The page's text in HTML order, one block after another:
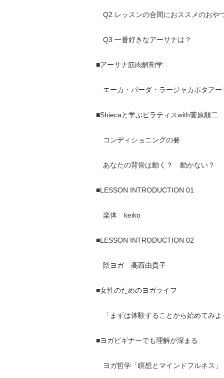
Q2.レッスンの合間におススメのおや
Q3.一番好きなアーサナは？
■アーサナ筋肉解剖学
エーカ・パーダ・ラージャカポタアー
■Shiecaと学ぶピラティスwith菅原順二
コンディショニングの要
あなたの背骨は動く？ 動かない？
■LESSON INTRODUCTION 01
楽体 keiko
■LESSON INTRODUCTION 02
陰ヨガ 高西由貴子
■女性のためのヨガライフ
「まずは体験することから始めてみよ
■ヨガビギナーでも理解が深まる
ヨガ哲学「瞑想とマインドフルネス」